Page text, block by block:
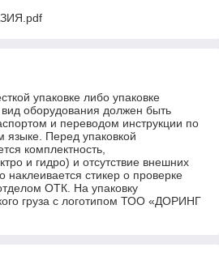
упаковке либо упаковке
оборудования должен быть
и переводом инструкции по
языке. Перед упаковкой
комплектность,
и гидро) и отсутствие внешних
наклеивается стикер о проверке
ОТК. На упаковку
груза с логотипом ТОО «ДОРИНГ